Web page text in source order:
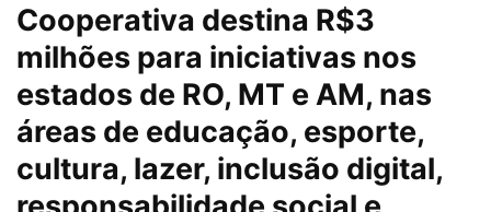
Cooperativa destina R$3
milhões para iniciativas nos
estados de RO, MT e AM, nas
áreas de educação, esporte,
cultura, lazer, inclusão digital,